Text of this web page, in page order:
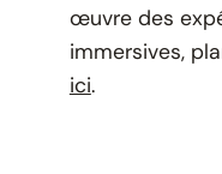
œuvre des
immersives,
ici.